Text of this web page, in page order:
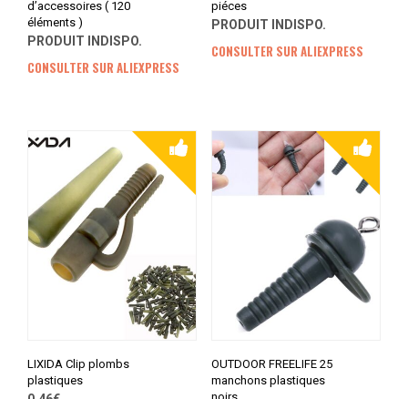
d’accessoires ( 120
éléments )
PRODUIT INDISPO.
CONSULTER SUR ALIEXPRESS
piéces
PRODUIT INDISPO.
CONSULTER SUR ALIEXPRESS
LIXIDA Clip plombs
plastiques
OUTDOOR FREELIFE 25
manchons plastiques